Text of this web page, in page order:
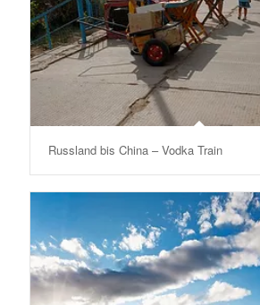
Russland bis China – Vodka Train